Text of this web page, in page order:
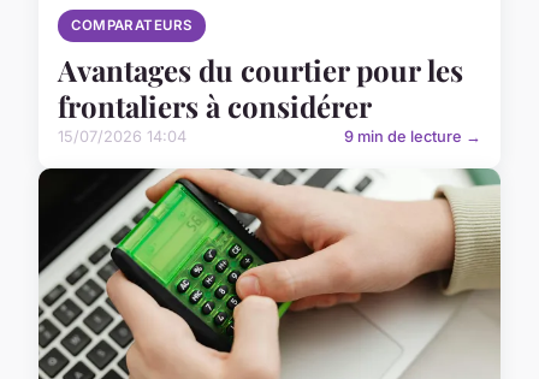
COMPARATEURS
Avantages du courtier pour les
frontaliers à considérer
15/07/2026 14:04 9 min de lecture →